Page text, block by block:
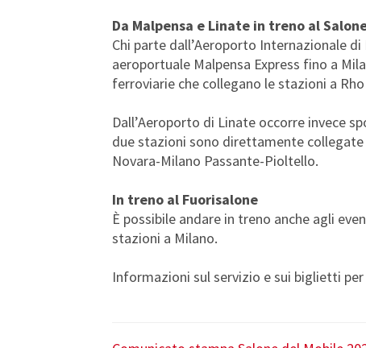
Da Malpensa e Linate in treno al
Chi parte dall’Aeroporto Internazionale
aeroportuale Malpensa Express fino a
ferroviarie che collegano le stazioni a
Dall’Aeroporto di Linate occorre invece
due stazioni sono direttamente collegate
Novara-Milano Passante-Pioltello.
In treno al Fuorisalone
È possibile andare in treno anche agli
stazioni a Milano.
Informazioni sul servizio e sui biglietti